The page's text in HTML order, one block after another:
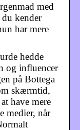
med
kender
har mere
hedde
og influencer
på Bottega
skærmtid,
have mere
medier, når